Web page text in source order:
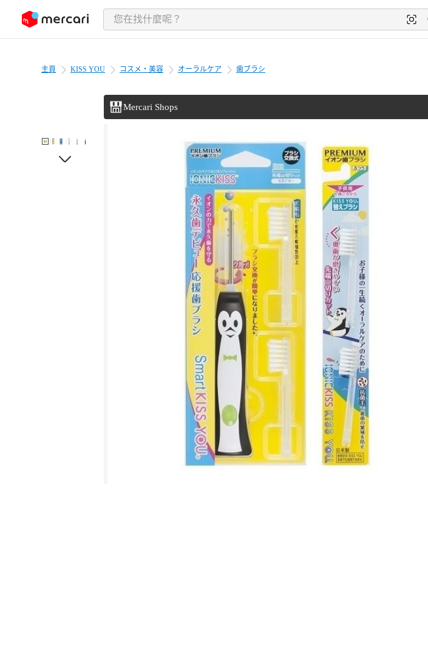
至內容
主頁 KISS YOU コスメ・美容 オーラルケア 歯ブラシ
Mercari Shops